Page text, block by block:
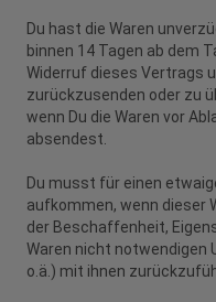
Du hast die Waren
binnen 14 Tagen ab dem
Widerruf dieses Vertrags
zurückzusenden oder zu
wenn Du die Waren vor
absendest.
Du musst für einen
aufkommen, wenn dieser
der Beschaffenheit,
Waren nicht notwendigen
o.ä.) mit ihnen